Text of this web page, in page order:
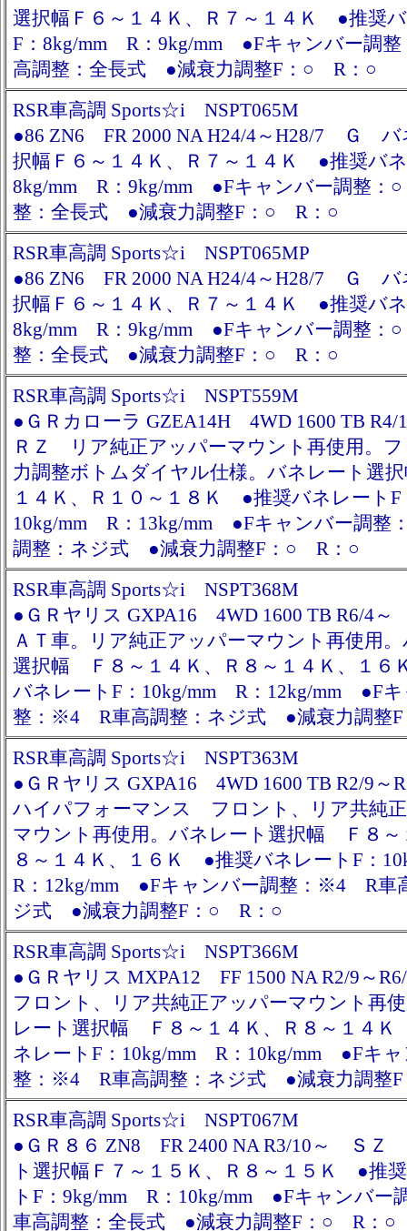
選択幅Ｆ６～１４Ｋ、Ｒ７～１４Ｋ ●推奨
F：8kg/mm R：9kg/mm ●Fキャンバー調
高調整：全長式 ●減衰力調整F：○ R：○
RSR車高調 Sports☆i NSPT065M
●86 ZN6 FR 2000 NA H24/4～H28/7 Ｇ バ
択幅Ｆ６～１４Ｋ、Ｒ７～１４Ｋ ●推奨バ
8kg/mm R：9kg/mm ●Fキャンバー調整：
整：全長式 ●減衰力調整F：○ R：○
RSR車高調 Sports☆i NSPT065MP
●86 ZN6 FR 2000 NA H24/4～H28/7 Ｇ バ
択幅Ｆ６～１４Ｋ、Ｒ７～１４Ｋ ●推奨バ
8kg/mm R：9kg/mm ●Fキャンバー調整：
整：全長式 ●減衰力調整F：○ R：○
RSR車高調 Sports☆i NSPT559M
●ＧＲカローラ GZEA14H 4WD 1600 TB
ＲＺ リア純正アッパーマウント再使用。
力調整ボトムダイヤル仕様。バネレート選
１４Ｋ、Ｒ１０～１８Ｋ ●推奨バネレートF
10kg/mm R：13kg/mm ●Fキャンバー調整
調整：ネジ式 ●減衰力調整F：○ R：○
RSR車高調 Sports☆i NSPT368M
●ＧＲヤリス GXPA16 4WD 1600 TB R6/4
ＡＴ車。リア純正アッパーマウント再使用
選択幅 Ｆ８～１４Ｋ、Ｒ８～１４Ｋ、１
バネレートF：10kg/mm R：12kg/mm ●Fキ
整：※4 R車高調整：ネジ式 ●減衰力調整
RSR車高調 Sports☆i NSPT363M
●ＧＲヤリス GXPA16 4WD 1600 TB R2/9
ハイパフォーマンス フロント、リア共純
マウント再使用。バネレート選択幅 Ｆ８～
８～１４Ｋ、１６Ｋ ●推奨バネレートF：
R：12kg/mm ●Fキャンバー調整：※4 R車
ジ式 ●減衰力調整F：○ R：○
RSR車高調 Sports☆i NSPT366M
●ＧＲヤリス MXPA12 FF 1500 NA R2/9
フロント、リア共純正アッパーマウント再
レート選択幅 Ｆ８～１４Ｋ、Ｒ８～１４
ネレートF：10kg/mm R：10kg/mm ●Fキャ
整：※4 R車高調整：ネジ式 ●減衰力調整
RSR車高調 Sports☆i NSPT067M
●ＧＲ８６ ZN8 FR 2400 NA R3/10～ ＳＺ
ト選択幅Ｆ７～１５Ｋ、Ｒ８～１５Ｋ ●推
トF：9kg/mm R：10kg/mm ●Fキャンバ
車高調整：全長式 ●減衰力調整F：○ R：○